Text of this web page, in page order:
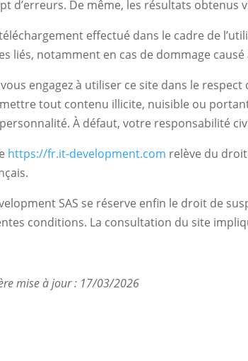
d’erreurs. De même, les résultats
effectué dans le cadre de
liés, notamment en cas de dommage
engagez à utiliser ce site dans le
tout contenu illicite, nuisible ou
À défaut, votre responsabilité
https://fr.it-development.com relève du
SAS se réserve enfin le droit de
conditions. La consultation du site
mise à jour : 17/03/2026